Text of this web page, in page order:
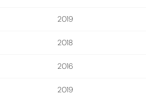
2019
2018
2016
2019